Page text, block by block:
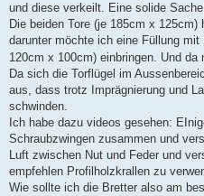
und diese verkeilt. Eine solide
Die beiden Tore (je 185cm x
darunter möchte ich eine Füllung
120cm x 100cm) einbringen. Und
Da sich die Torflügel im
aus, dass trotz Imprägnierung und
schwinden.
Ich habe dazu videos gesehen:
Schraubzwingen zusammen und
Luft zwischen Nut und Feder und
empfehlen Profilholzkrallen zu
Wie sollte ich die Bretter also am